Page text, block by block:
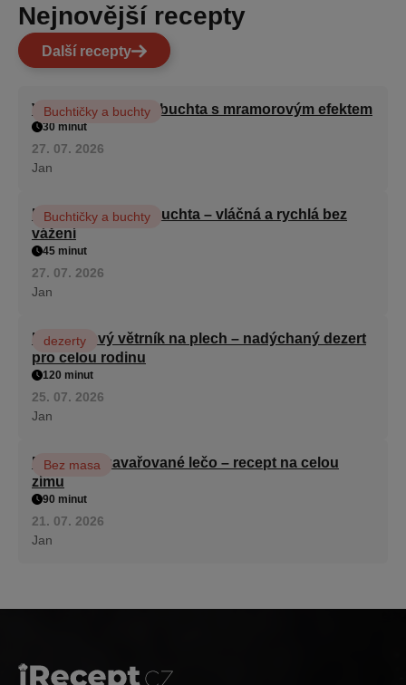
Nejnovější recepty
Další recepty
Vláčná olejová litá buchta s mramorovým efektem
Buchtičky a buchty
30 minut
27. 07. 2026
Jan
Hrnková maková buchta – vláčná a rychlá bez
vážení
Buchtičky a buchty
45 minut
27. 07. 2026
Jan
Karamelový větrník na plech – nadýchaný dezert
pro celou rodinu
dezerty
120 minut
25. 07. 2026
Jan
Babiččino zavařované lečo – recept na celou
zimu
Bez masa
90 minut
21. 07. 2026
Jan